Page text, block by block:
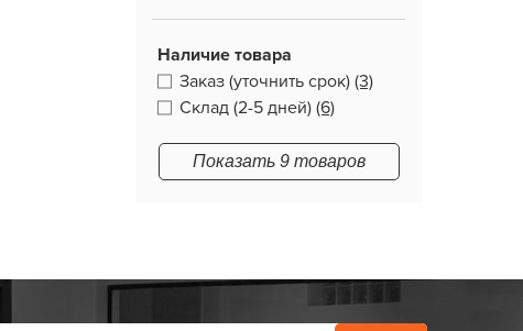
Наличие товара
Заказ (уточнить срок) (3)
Склад (2-5 дней) (6)
Показать 9 товаров